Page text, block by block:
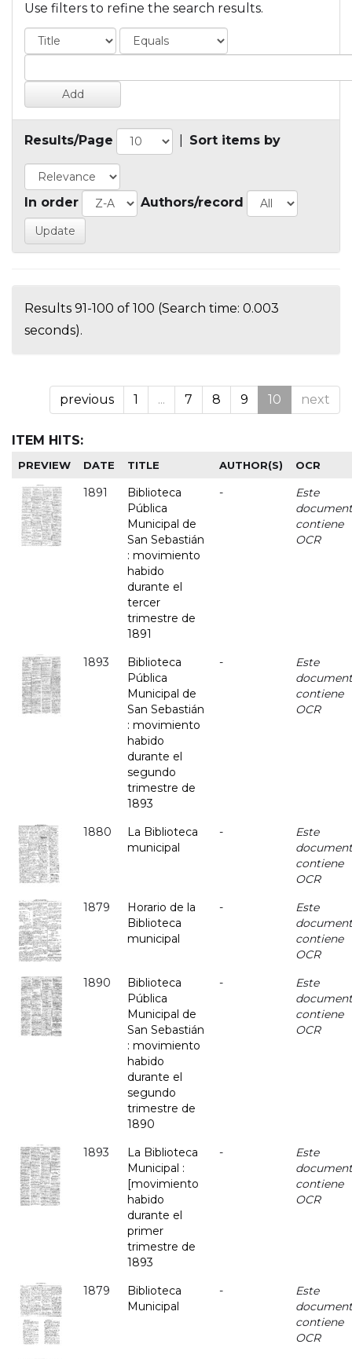
Use filters to refine the search results.
Results/Page Sort items by
In order Authors/record
Results 91-100 of 100 (Search time: 0.003
seconds).
previous 1 ... 7 8 9 10 next
ITEM HITS:
PREVIEW DATE TITLE AUTHOR(S) OCR
1891
Biblioteca
Pública
Municipal de
San Sebastián
: movimiento
habido
durante el
tercer
trimestre de
1891
-
Este
contiene
OCR
1893
Biblioteca
Pública
Municipal de
San Sebastián
: movimiento
habido
durante el
segundo
trimestre de
1893
-
Este
contiene
OCR
1880
La Biblioteca
municipal
-
Este
contiene
OCR
1879
Horario de la
Biblioteca
municipal
-
Este
contiene
OCR
1890
Biblioteca
Pública
Municipal de
San Sebastián
: movimiento
habido
durante el
segundo
trimestre de
1890
-
Este
contiene
OCR
1893
La Biblioteca
Municipal :
[movimiento
habido
durante el
primer
trimestre de
1893
-
Este
contiene
OCR
1879
Biblioteca
Municipal
-
Este
contiene
OCR